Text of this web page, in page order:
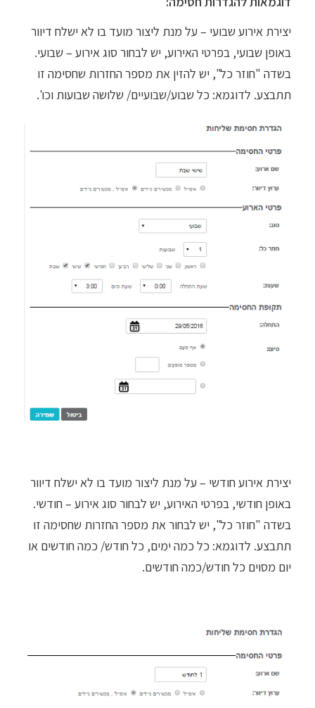
יצירת אירוע שבועי – על מנת ליצור מועד בו לא ישלח דיוור
באופן שבועי, בפרטי האירוע, יש לבחור סוג אירוע – שבועי.
בשדה "חוזר כל", יש להזין את מספר החזרות שחסימה זו
תתבצע. לדוגמא: כל שבוע/שבועיים/ שלושה שבועות וכו'.
יצירת אירוע חודשי – על מנת ליצור מועד בו לא ישלח דיוור
באופן חודשי, בפרטי האירוע, יש לבחור סוג אירוע – חודשי.
בשדה "חוזר כל", יש לבחור את מספר החזרות שחסימה זו
תתבצע. לדוגמא: כל כמה ימים, כל חודש/ כמה חודשים או
יום מסוים כל חודש/כמה חודשים.